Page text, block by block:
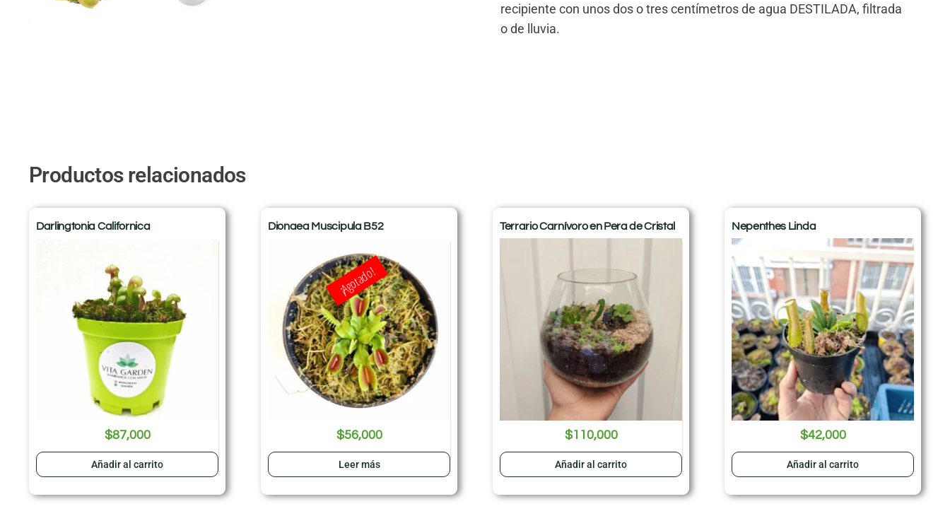
recipiente con unos dos o tres centímetros de agua DESTILADA, filtrada
o de lluvia.
Productos relacionados
Darlingtonia Californica
$87,000
Añadir al carrito
Dionaea Muscipula B52
$56,000
Leer más
¡Agotado!
Terrario Carnívoro en Pera de Cristal
$110,000
Añadir al carrito
Nepenthes Linda
$42,000
Añadir al carrito